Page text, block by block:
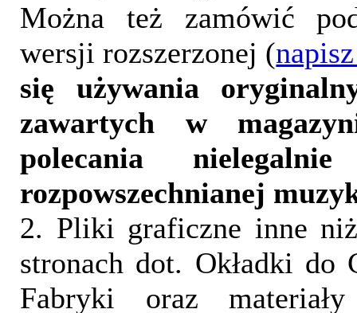
Można też zamówić
wersji rozszerzonej (
się używania
zawartych w
polecania
rozpowszechnianej
2. Pliki graficzne inne
stronach dot. Okładki do
Fabryki oraz